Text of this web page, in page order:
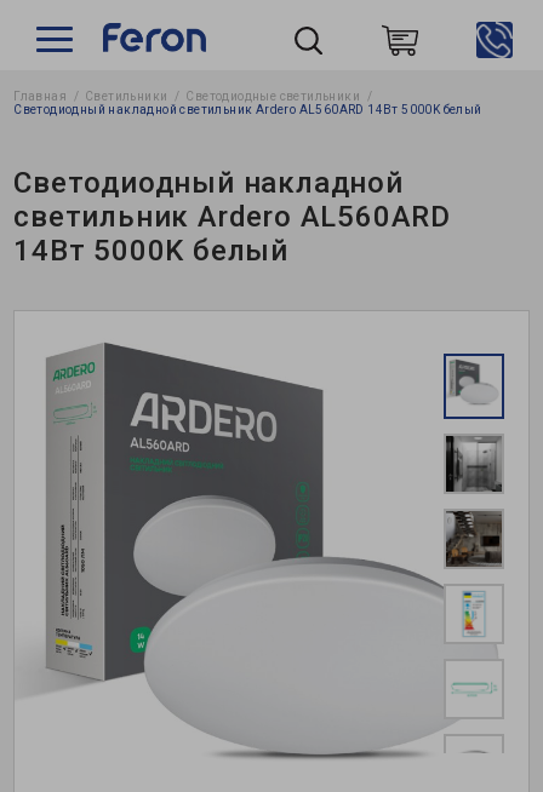
Пошук
Главная Светильники
Светодиодные светильники
Светодиодный накладной светильник Ardero AL560ARD 14Вт 5000K белый
Светодиодный накладной
светильник Ardero AL560ARD
14Вт 5000K белый